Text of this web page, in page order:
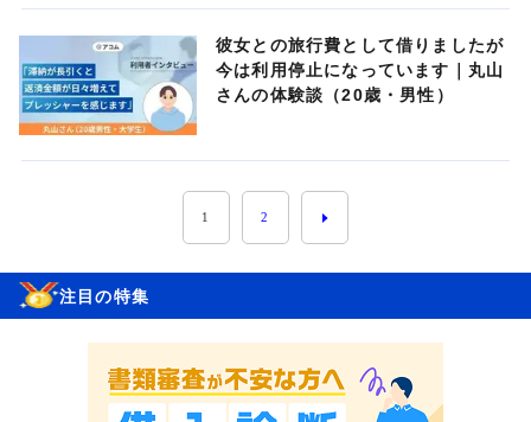
彼女との旅行費として借りましたが
今は利用停止になっています｜丸山
さんの体験談（20歳・男性）
1 2
注目の特集